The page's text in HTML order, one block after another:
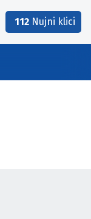
112 Nujni klici